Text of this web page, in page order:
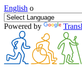
English o
Powered by